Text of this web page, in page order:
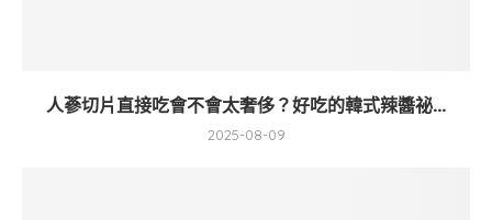
人蔘切片直接吃會不會太奢侈？好吃的韓式辣醬祕...
2025-08-09